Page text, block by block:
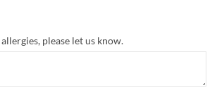
please let us know.